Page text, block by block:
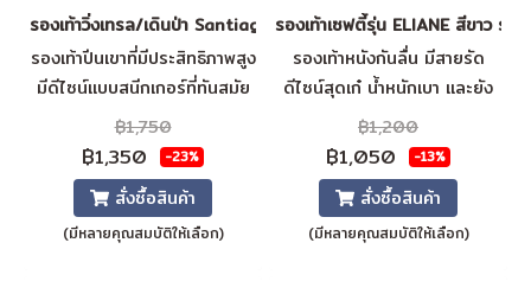
รองเท้าวิ่งเทรล/เดินป่า Santiago (Beige)
รองเท้าปีนเขาที่มีประสิทธิภาพสูง
มีดีไซน์แบบสนีกเกอร์ที่ทันสมัย
ช่วยให้มีการเกาะที่เสถียรและ
สามารถระบายอากาศได้ดีที่สุด
วัสดุผิวรองเท้า = ผ้าใบตาข่าย +
หนังเทียม ซับใน = ผ้าใบตาข่าย
ระบายอากาศ แผ่นรองพื้น = SJ
฿1,750
฿1,350 -23%
สั่งซื้อสินค้า
(มีหลายคุณสมบัติให้เลือก)
รองเท้าเซฟตี้รุ่น ELIANE สีขาว ร
รองเท้าหนังกันลื่น มีสายรัด
ดีไซน์สุดเก๋ น้ำหนักเบา และยัง
เป็นรองเท้าป้องกันไฟฟ้าสถิต
ESD อีกด้วย เหมาะอย่างยิ่ง
สำหรับการใช้งานในร่ม ESD
ให้การควบคุมการปล่อยพลังงาน
ไฟฟ้าสถิตที่สามารถทำลายชิ้น
฿1,200
฿1,050 -13%
สั่งซื้อสินค้า
(มีหลายคุณสมบัติให้เลือก)